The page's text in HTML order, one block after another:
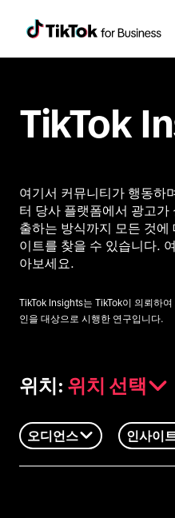
TikTok
여기서 커뮤니티가 행동하
터 당사 플랫폼에서 광고
출하는 방식까지 모든 것
이트를 찾을 수 있습니다.
아보세요.
TikTok Insights는 TikTok이 의뢰하
인을 대상으로 시행한 연구입니다.
위치: 위치 선택
오디언스 인사이